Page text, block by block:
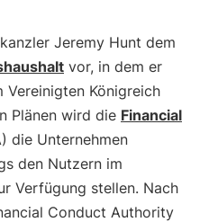
Jeremy Hunt dem
vor, in dem er
Vereinigten Königreich
Plänen wird die Financial
die Unternehmen
den Nutzern im
Verfügung stellen. Nach
Conduct Authority